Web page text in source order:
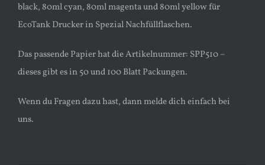
black, 80ml cyan, 80ml magenta und 80ml yellow für
EcoTank Drucker in Spezial Nachfüllflaschen.
Das passende Papier hat die Artikelnummer: SPP510 –
dieses gibt es in 50 und 100 Blatt Packungen.
Wenn du Fragen dazu hast, dann melde dich einfach bei
uns.